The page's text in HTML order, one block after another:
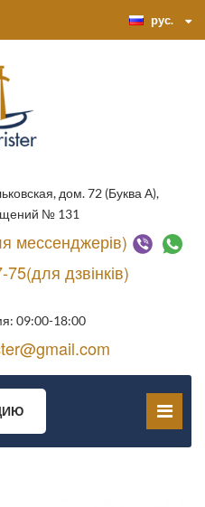
рус.
дом. 72 (Буква А),
№ 131
мессенджерів)
дзвінків)
09:00-18:00